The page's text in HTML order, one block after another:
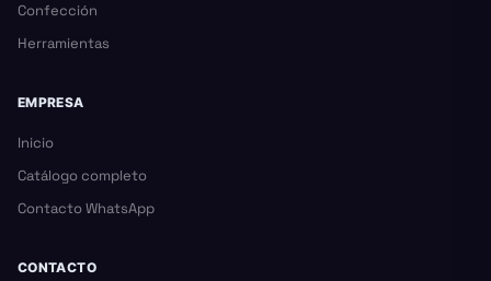
Confección
Herramientas
EMPRESA
Inicio
Catálogo completo
Contacto WhatsApp
CONTACTO